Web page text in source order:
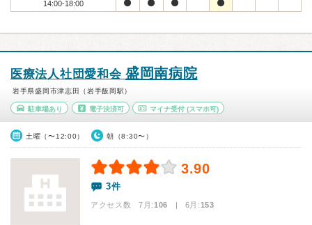
14:00-18:00
医療法人社団愛和会 盛岡南病院
岩手県盛岡市津志田（岩手飯岡駅）
駐車場あり 電子決済可 マイナ受付 (スマホ可)
土曜（〜12:00） 朝（8:30〜）
3.90
3件
アクセス数 7月:106 | 6月:153